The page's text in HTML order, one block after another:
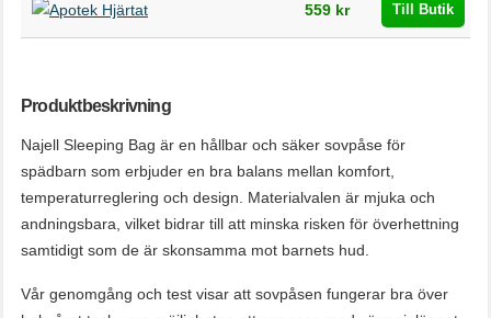
559 kr Till Butik
Produktbeskrivning
Najell Sleeping Bag är en hållbar och säker sovpåse för
spädbarn som erbjuder en bra balans mellan komfort,
temperaturreglering och design. Materialvalen är mjuka och
andningsbara, vilket bidrar till att minska risken för överhettning
samtidigt som de är skonsamma mot barnets hud.
Vår genomgång och test visar att sovpåsen fungerar bra över